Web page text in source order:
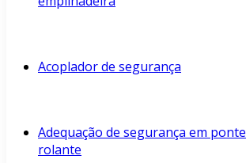
Acoplador de segurança
Adequação de segurança em ponte
rolante